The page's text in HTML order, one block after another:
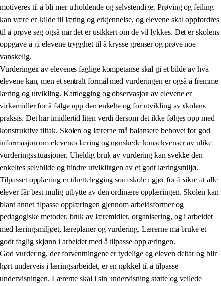
motiveres til å bli mer utholdende og selvstendige. Prøving og feiling
kan være en kilde til læring og erkjennelse, og elevene skal oppfordres
til å prøve seg også når det er usikkert om de vil lykkes. Det er skolens
oppgave å gi elevene trygghet til å krysse grenser og prøve noe
vanskelig.
Vurderingen av elevenes faglige kompetanse skal gi et bilde av hva
elevene kan, men et sentralt formål med vurderingen er også å fremme
læring og utvikling. Kartlegging og observasjon av elevene er
virkemidler for å følge opp den enkelte og for utvikling av skolens
praksis. Det har imidlertid liten verdi dersom det ikke følges opp med
konstruktive tiltak. Skolen og lærerne må balansere behovet for god
informasjon om elevenes læring og uønskede konsekvenser av ulike
vurderingssituasjoner. Uheldig bruk av vurdering kan svekke den
enkeltes selvbilde og hindre utviklingen av et godt læringsmiljø.
Tilpasset opplæring er tilrettelegging som skolen gjør for å sikre at alle
elever får best mulig utbytte av den ordinære opplæringen. Skolen kan
blant annet tilpasse opplæringen gjennom arbeidsformer og
pedagogiske metoder, bruk av læremidler, organisering, og i arbeidet
med læringsmiljøet, læreplaner og vurdering. Lærerne må bruke et
godt faglig skjønn i arbeidet med å tilpasse opplæringen.
God vurdering, der forventningene er tydelige og eleven deltar og blir
hørt underveis i læringsarbeidet, er en nøkkel til å tilpasse
undervisningen. Lærerne skal i sin undervisning støtte og veilede